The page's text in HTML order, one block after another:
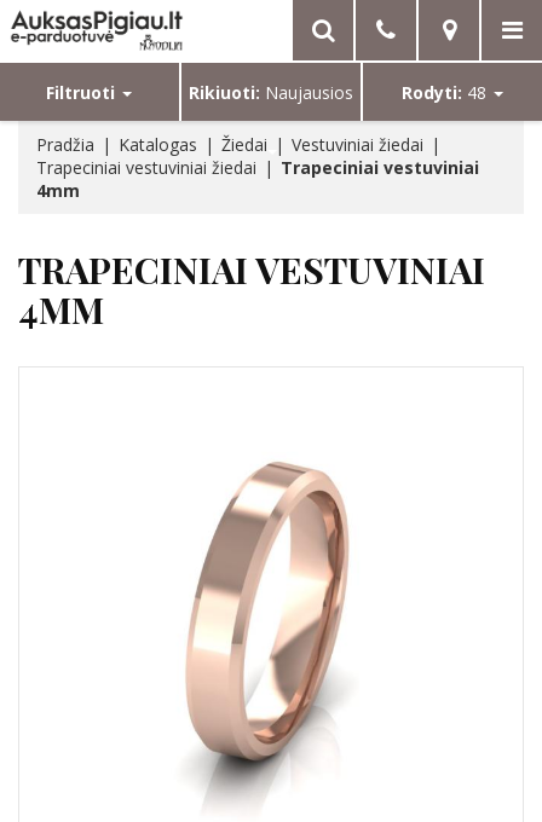
Filtruoti Rikiuoti: Naujausios Rodyti: 48
Pradžia Katalogas Žiedai
Vestuviniai žiedai
Trapeciniai vestuviniai žiedai
Trapeciniai vestuviniai
4mm
TRAPECINIAI VESTUVINIAI
4MM